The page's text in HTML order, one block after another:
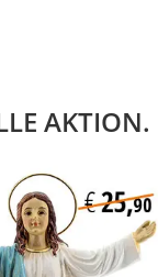
AKTION.